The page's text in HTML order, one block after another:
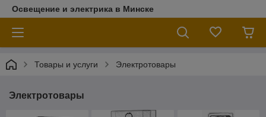
Освещение и электрика в Минске
Товары и услуги Электротовары
Электротовары